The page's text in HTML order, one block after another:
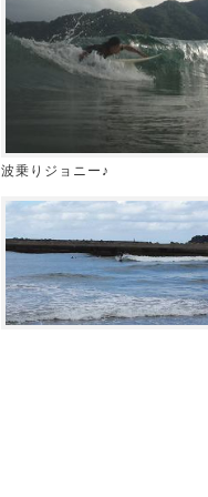
波乗りジョニー♪